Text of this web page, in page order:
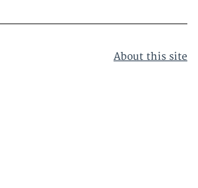
About this site